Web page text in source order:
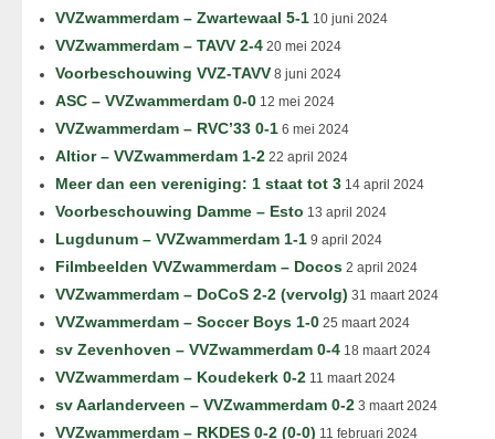
VVZwammerdam – Zwartewaal 5-1 10 juni 2024
VVZwammerdam – TAVV 2-4 20 mei 2024
Voorbeschouwing VVZ-TAVV 8 juni 2024
ASC – VVZwammerdam 0-0 12 mei 2024
VVZwammerdam – RVC’33 0-1 6 mei 2024
Altior – VVZwammerdam 1-2 22 april 2024
Meer dan een vereniging: 1 staat tot 3 14 april 2024
Voorbeschouwing Damme – Esto 13 april 2024
Lugdunum – VVZwammerdam 1-1 9 april 2024
Filmbeelden VVZwammerdam – Docos 2 april 2024
VVZwammerdam – DoCoS 2-2 (vervolg) 31 maart 2024
VVZwammerdam – Soccer Boys 1-0 25 maart 2024
sv Zevenhoven – VVZwammerdam 0-4 18 maart 2024
VVZwammerdam – Koudekerk 0-2 11 maart 2024
sv Aarlanderveen – VVZwammerdam 0-2 3 maart 2024
VVZwammerdam – RKDES 0-2 (0-0) 11 februari 2024